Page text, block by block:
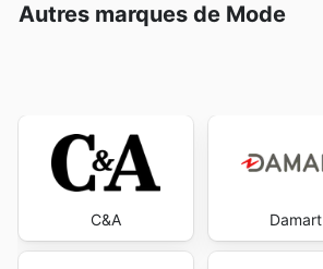
Autres marques de Mode
C&A Damart